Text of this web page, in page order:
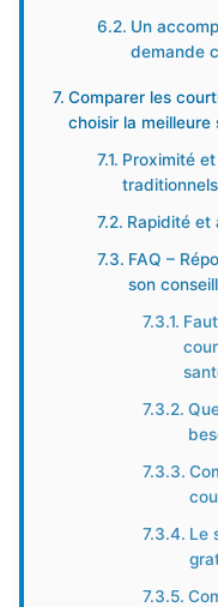
Un
demande
Comparer les
choisir la meilleure
Proximité
traditionnels
Rapidité et
FAQ –
son
Le